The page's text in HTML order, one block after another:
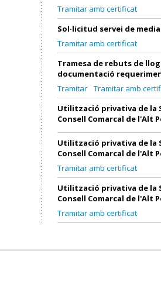
Tramitar amb certificat
Sol·licitud servei de
Tramitar amb certificat
Tramesa de rebuts de
documentació
Tramitar
Tramitar amb
Utilització privativa de la
Consell Comarcal de l'Alt
Utilització privativa de la
Consell Comarcal de l'Alt
Tramitar amb certificat
Utilització privativa de la
Consell Comarcal de l'Alt
Tramitar amb certificat